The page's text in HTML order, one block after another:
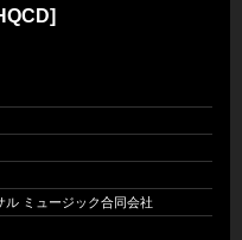
ル ミュージック合同会社